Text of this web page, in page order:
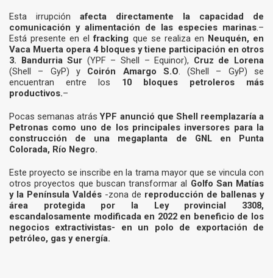
Esta irrupción afecta directamente la capacidad de
comunicación y alimentación de las especies marinas.–
Está presente en elfracking que se realiza en Neuquén, en
Vaca Muerta opera 4 bloques y tiene participación en otros
3. Bandurria Sur (YPF – Shell – Equinor), Cruz de Lorena
(Shell – GyP) y Coirón Amargo S.O. (Shell – GyP) se
encuentran entre los 10 bloques petroleros más
productivos.–
Pocas semanas atrásYPF anunció que Shell reemplazaría a
Petronas como uno de los principales inversores para la
construcción de una megaplanta de GNL en Punta
Colorada, Río Negro.
Este proyecto se inscribe en la trama mayor que se vincula con
otros proyectos que buscan transformar al Golfo San Matías
y la Península Valdés -zona de reproducción de ballenas y
área protegida por la Ley provincial 3308,
escandalosamente modificada en 2022 en beneficio de los
negocios extractivistas- en un polo de exportación de
petróleo, gas y energía.